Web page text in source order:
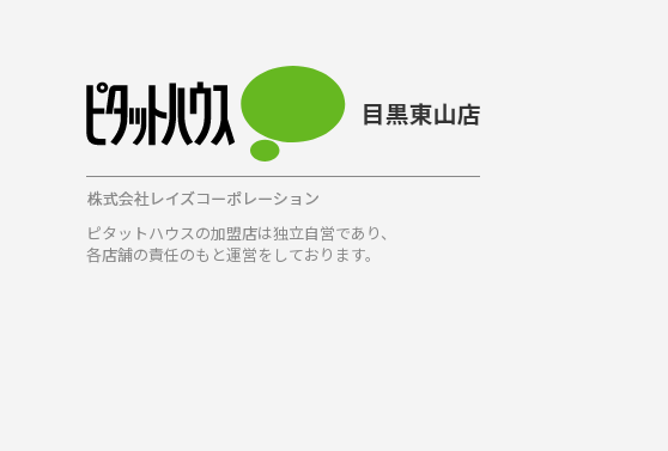
ピタットハウスの加盟店は独立自営であり、
各店舗の責任のもと運営をしております。